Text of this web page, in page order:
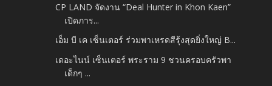
CP LAND จัดงาน “Deal Hunter in Khon Kaen”
เปิดภาร...
เอ็ม บี เค เซ็นเตอร์ ร่วมพาเหรดสีรุ้งสุดยิ่งใหญ่ B...
เดอะไนน์ เซ็นเตอร์ พระราม 9 ชวนครอบครัวพา
เด็กๆ ...